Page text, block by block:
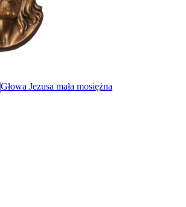
Głowa Jezusa mała mosiężna